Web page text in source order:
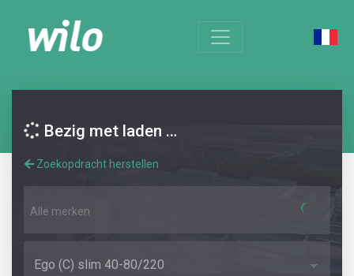
Bezig met laden …
Zoekopdracht herstellen
Alle merken
Ego (C) slim 40-80/220